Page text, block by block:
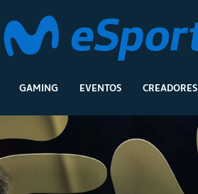
GAMING EVENTOS CREADORES